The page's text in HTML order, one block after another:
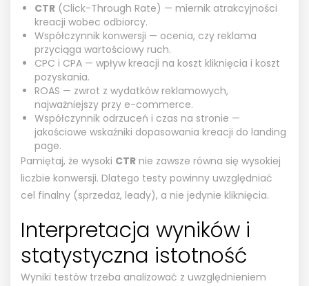
CTR (Click-Through Rate) — miernik atrakcyjności
kreacji wobec odbiorcy.
Współczynnik konwersji — ocenia, czy reklama
przyciąga wartościowy ruch.
CPC i CPA — wpływ kreacji na koszt kliknięcia i koszt
pozyskania.
ROAS — zwrot z wydatków reklamowych,
najważniejszy przy e-commerce.
Współczynnik odrzuceń i czas na stronie —
jakościowe wskaźniki dopasowania kreacji do landing
page.
Pamiętaj, że wysoki CTR nie zawsze równa się wysokiej
liczbie konwersji. Dlatego testy powinny uwzględniać
cel finalny (sprzedaż, leady), a nie jedynie kliknięcia.
Interpretacja wyników i
statystyczna istotność
Wyniki testów trzeba analizować z uwzględnieniem